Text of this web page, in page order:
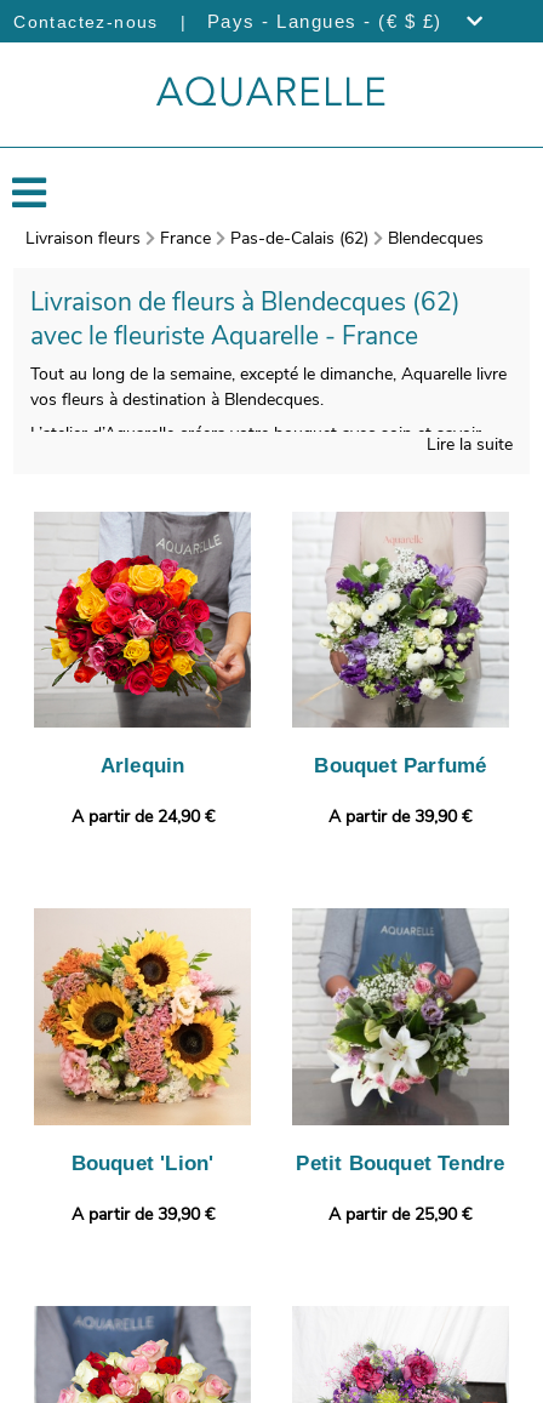
Contactez-nous | Pays - Langues - (€ $ £)
Livraison fleurs France Pas-de-Calais (62) Blendecques
Livraison de fleurs à Blendecques (62)
avec le fleuriste Aquarelle - France
Tout au long de la semaine, excepté le dimanche, Aquarelle livre
vos fleurs à destination à Blendecques.
L’atelier d’Aquarelle créera votre bouquet avec soin et savoir-
l’envoyer, votre bouquet sera photographié. Le but est de vous
faire parvenir la photographie de manière à ce que vous
puissiez vous assurer que le bouquet envoyé sera identique à
celui que vous avez sélectionné. L’expédition sera ensuite
lancée. Rendez votre cadeau plus original encore en joignant
gratuitement un message personnalisé, ou une photo imprimée.
Lire la suite
Arlequin
A partir de 24,90 €
Bouquet Parfumé
A partir de 39,90 €
Bouquet 'Lion'
A partir de 39,90 €
Petit Bouquet Tendre
A partir de 25,90 €